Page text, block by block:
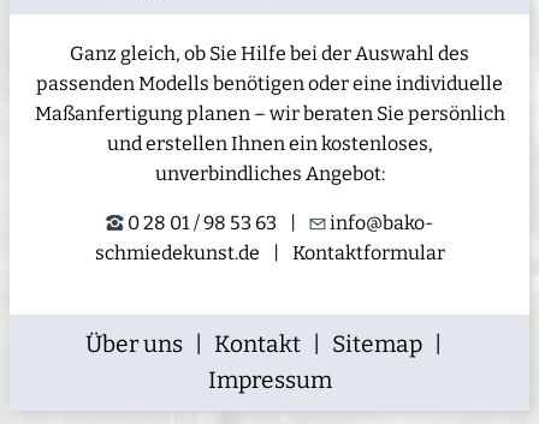
Ganz gleich, ob Sie Hilfe bei der Auswahl des
passenden Modells benötigen oder eine individuelle
Maßanfertigung planen – wir beraten Sie persönlich
und erstellen Ihnen ein kostenloses,
unverbindliches Angebot:
0 28 01 / 98 53 63
info@bako-
schmiedekunst.de
Kontaktformular
Über uns Kontakt Sitemap
Impressum